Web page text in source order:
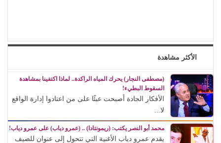
الأكثر مشاهدة
(مصطفى النجار) يحرك المياه الراكدة.. لماذا اكتفينا بمشاهدة
السقوط البطيء!
الأفكار الجادة أصبحت عبئًا على من اعتادوا إدارة الواقع
لا...
محمد أبو النصر يكتب: (ريمونتادا) .. (عمرو دياب) على عمرو دياب!
يقدم عمرو دياب الأغنية التي تتحول إلى عنوان للصيف